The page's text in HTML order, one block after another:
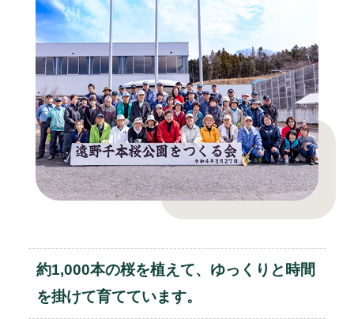
約1,000本の桜を植えて、 ゆっくりと時間
を掛けて育てています。